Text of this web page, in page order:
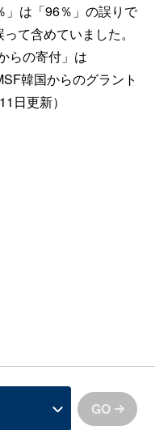
」は「96％」の誤りで
て含めていました。
らの寄付」は
韓国からのグラント
日更新）
GO